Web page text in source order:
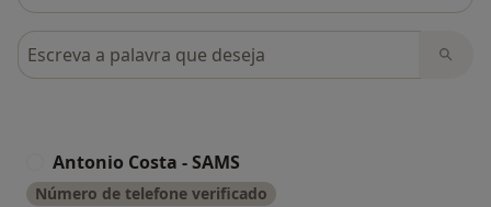
Pesquisar em opiniões
Antonio Costa - SAMS
Número de telefone verificado